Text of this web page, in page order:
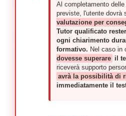
Al completamento
previste, l'utente dovrà
valutazione per
Tutor qualificato
ogni chiarimento
formativo. Nel caso in
dovesse superare il
riceverà supporto
avrà la possibilità di
immediatamente il